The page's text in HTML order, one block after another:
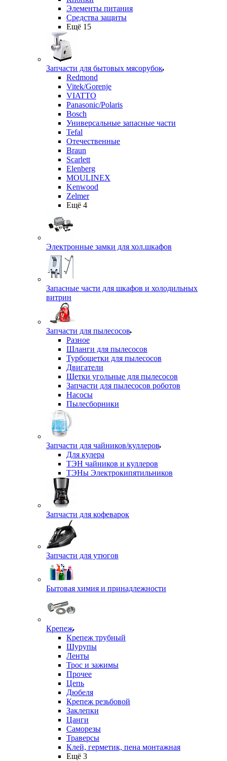
Элементы питания
Средства защиты
Ещё 15
Запчасти для бытовых мясорубок
Redmond
Vitek/Gorenje
VIATTO
Panasonic/Polaris
Bosch
Универсальные запасные части
Tefal
Отечественные
Braun
Scarlett
Elenberg
MOULINEX
Kenwood
Zelmer
Ещё 4
Электронные замки для хол.шкафов
Запасные части для шкафов и холодильных
витрин
Запчасти для пылесосов
Разное
Шланги для пылесосов
Турбощетки для пылесосов
Двигатели
Щетки угольные для пылесосов
Запчасти для пылесосов роботов
Насосы
Пылесборники
Запчасти для чайников/куллеров
Для кулера
ТЭН чайников и куллеров
ТЭНы Электрокипятильников
Запчасти для кофеварок
Запчасти для утюгов
Бытовая химия и принадлежности
Крепеж
Крепеж трубный
Шурупы
Ленты
Трос и зажимы
Прочее
Цепь
Дюбеля
Крепеж резьбовой
Заклепки
Цанги
Саморезы
Траверсы
Клей, герметик, пена монтажная
Ещё 3